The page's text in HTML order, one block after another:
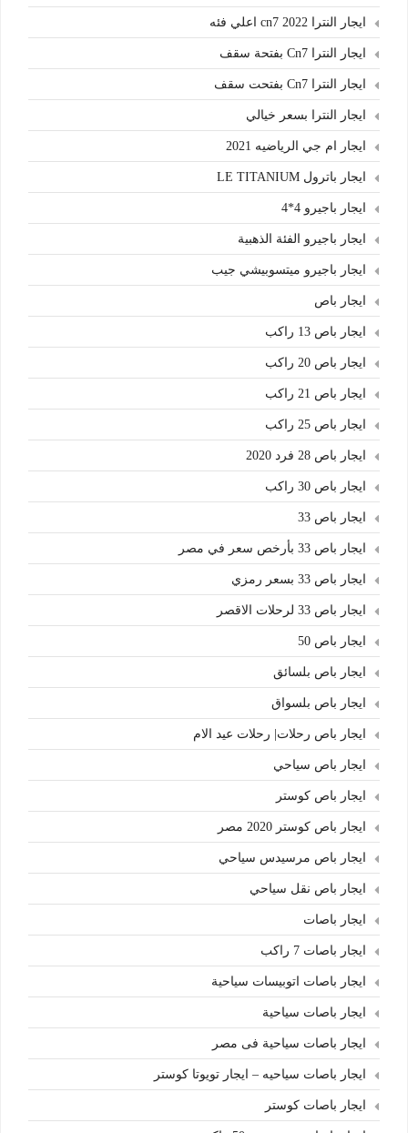
ايجار النترا cn7 2022 اعلي فئه
ايجار النترا Cn7 بفتحة سقف
ايجار النترا Cn7 بفتحت سقف
ايجار النترا بسعر خيالي
ايجار ام جي الرياضيه 2021
ايجار باترول LE TITANIUM
ايجار باجيرو 4*4
ايجار باجيرو الفئة الذهبية
ايجار باجيرو ميتسوبيشي جيب
ايجار باص
ايجار باص 13 راكب
ايجار باص 20 راكب
ايجار باص 21 راكب
ايجار باص 25 راكب
ايجار باص 28 فرد 2020
ايجار باص 30 راكب
ايجار باص 33
ايجار باص 33 بأرخص سعر في مصر
ايجار باص 33 بسعر رمزي
ايجار باص 33 لرحلات الاقصر
ايجار باص 50
ايجار باص بلسائق
ايجار باص بلسواق
ايجار باص رحلات| رحلات عيد الام
ايجار باص سياحي
ايجار باص كوستر
ايجار باص كوستر 2020 مصر
ايجار باص مرسيدس سياحي
ايجار باص نقل سياحي
ايجار باصات
ايجار باصات 7 راكب
ايجار باصات اتوبيسات سياحية
ايجار باصات سياحية
ايجار باصات سياحية فى مصر
ايجار باصات سياحيه – ايجار تويوتا كوستر
ايجار باصات كوستر